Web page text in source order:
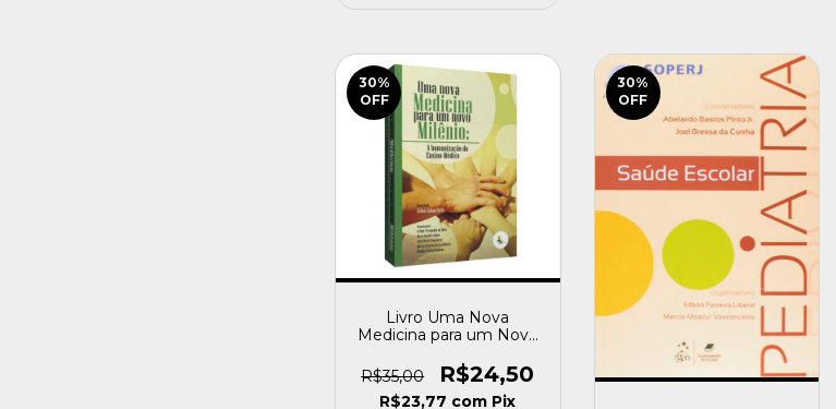
30%
OFF
Livro Uma Nova
Medicina para um Novo
do Ensino Medico Arthur
Fernandes da Silva e
Outros [usado]
R$35,00 R$24,50
R$23,77 com Pix
30%
OFF